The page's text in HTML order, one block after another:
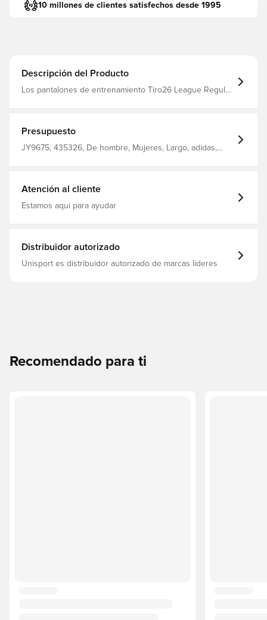
10 millones de clientes satisfechos desde 1995
Descripción del Producto
Los pantalones de entrenamiento Tiro26 League Regular
velocidad y el movimiento. Bolsillos laterales con cierre
Cremallera en las piernas Cordón Corte normal 100%
poliéster reciclado
Presupuesto
JY9675, 435326, De hombre, Mujeres, Largo, adidas,
Atención al cliente
Estamos aquí para ayudar
Distribuidor autorizado
Unisport es distribuidor autorizado de marcas líderes
Recomendado para ti